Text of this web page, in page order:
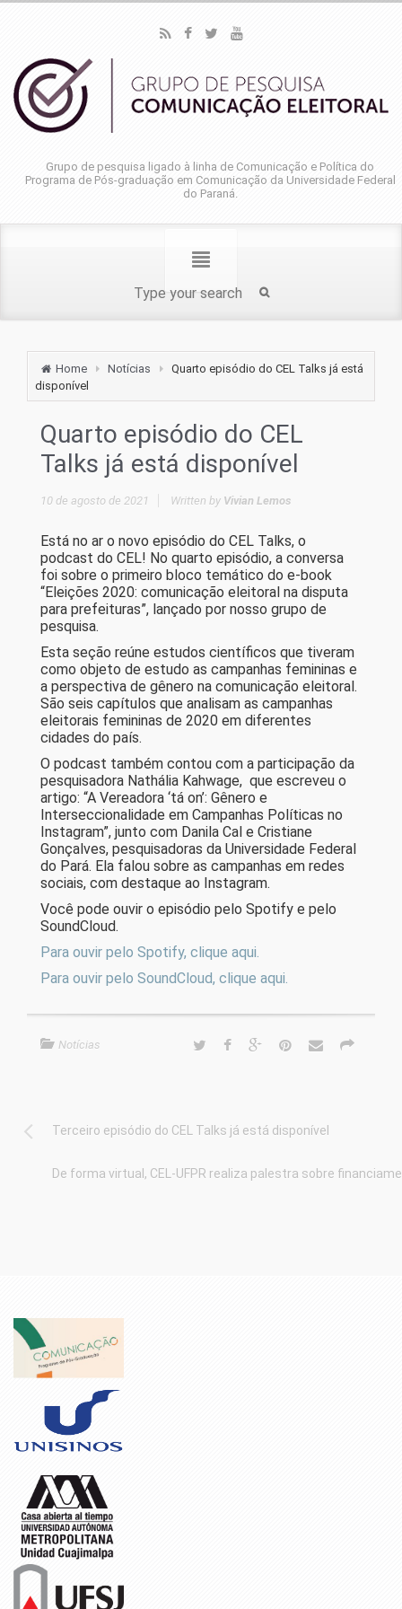
Grupo de pesquisa ligado à linha de Comunicação e Política do
Programa de Pós-graduação em Comunicação da Universidade Federal
do Paraná.
Home Notícias
Quarto episódio do CEL Talks já está
disponível
Quarto episódio do CEL
Talks já está disponível
10 de agosto de 2021 Written by Vivian Lemos
Está no ar o novo episódio do CEL Talks, o
podcast do CEL! No quarto episódio, a conversa
foi sobre o primeiro bloco temático do e-book
“Eleições 2020: comunicação eleitoral na disputa
para prefeituras”, lançado por nosso grupo de
pesquisa.
Esta seção reúne estudos científicos que tiveram
como objeto de estudo as campanhas femininas e
a perspectiva de gênero na comunicação eleitoral.
São seis capítulos que analisam as campanhas
eleitorais femininas de 2020 em diferentes
cidades do país.
O podcast também contou com a participação da
pesquisadora Nathália Kahwage, que escreveu o
artigo: “A Vereadora ‘tá on’: Gênero e
Interseccionalidade em Campanhas Políticas no
Instagram”, junto com Danila Cal e Cristiane
Gonçalves, pesquisadoras da Universidade Federal
do Pará. Ela falou sobre as campanhas em redes
sociais, com destaque ao Instagram.
Você pode ouvir o episódio pelo Spotify e pelo
SoundCloud.
Para ouvir pelo Spotify, clique aqui.
Para ouvir pelo SoundCloud, clique aqui.
Notícias
Terceiro episódio do CEL Talks já está disponível
De forma virtual, CEL-UFPR realiza palestra sobre